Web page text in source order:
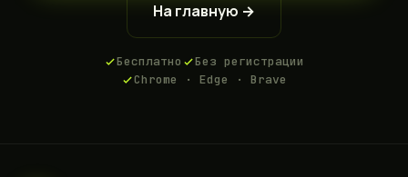
На главную →
Бесплатно
Без регистрации
Chrome · Edge · Brave